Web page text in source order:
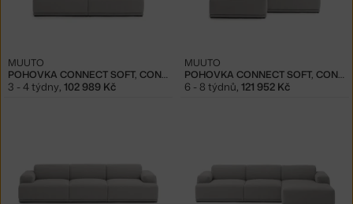
POHOVKA CONNECT SOFT, CONF. 2, CLAY 12
MUUTO
3 - 4 týdny, 102 989 Kč
POHOVKA CONNECT SOFT, CONF. 3, CLAY 12
MUUTO
6 - 8 týdnů, 121 952 Kč